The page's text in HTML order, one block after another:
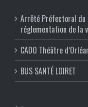
Arrêté Préfectoral
réglementation de la
CADO Théâtre
BUS SANTÉ LOIRET